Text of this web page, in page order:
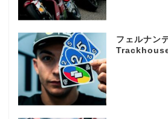
フェルナン